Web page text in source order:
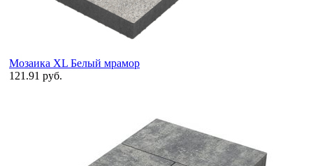
Мозаика XL Белый мрамор
121.91 руб.